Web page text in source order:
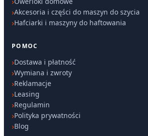
Akcesoria i części do maszyn do szycia
Hafciarki i maszyny do haftowania
POMOC
Dostawa i płatność
Wymiana i zwroty
Reklamacje
Leasing
Regulamin
Polityka prywatności
Blog